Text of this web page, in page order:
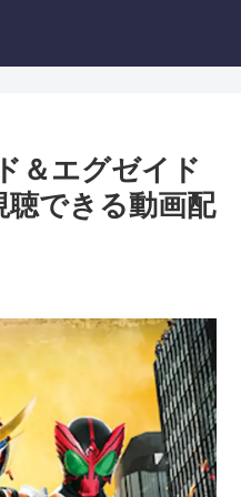
＆エグゼイド
できる動画配